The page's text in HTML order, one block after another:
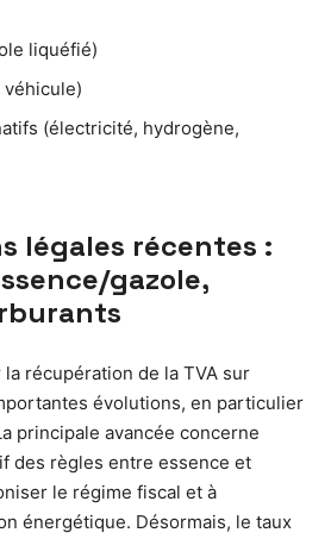
liquéfié)
véhicule)
(électricité, hydrogène,
légales récentes :
gazole,
récupération de la TVA sur
évolutions, en particulier
principale avancée concerne
des règles entre essence et
le régime fiscal et à
énergétique. Désormais, le taux